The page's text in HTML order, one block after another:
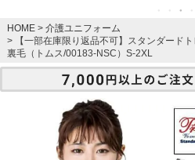
HOME
介護ユニフォーム
【一部在庫限り返品不可】スタンダード
裏毛（トムス/00183-NSC）S-2XL